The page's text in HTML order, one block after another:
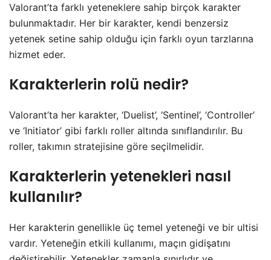
Valorant’ta farklı yeteneklere sahip birçok karakter
bulunmaktadır. Her bir karakter, kendi benzersiz
yetenek setine sahip olduğu için farklı oyun tarzlarına
hizmet eder.
Karakterlerin rolü nedir?
Valorant’ta her karakter, ‘Duelist’, ‘Sentinel’, ‘Controller’
ve ‘Initiator’ gibi farklı roller altında sınıflandırılır. Bu
roller, takımın stratejisine göre seçilmelidir.
Karakterlerin yetenekleri nasıl
kullanılır?
Her karakterin genellikle üç temel yeteneği ve bir ultisi
vardır. Yeteneğin etkili kullanımı, maçın gidişatını